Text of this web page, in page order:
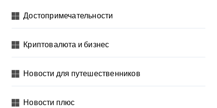
Достопримечательности
Криптовалюта и бизнес
Новости для путешественников
Новости плюс